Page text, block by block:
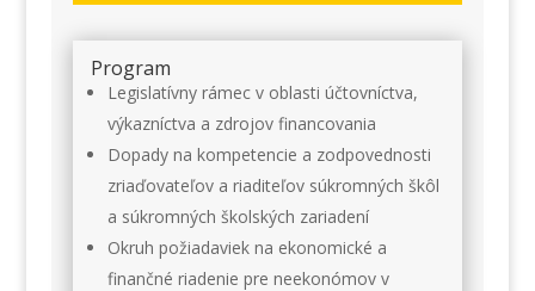
Program
Legislatívny rámec v oblasti účtovníctva,
výkazníctva a zdrojov financovania
Dopady na kompetencie a zodpovednosti
zriaďovateľov a riaditeľov súkromných škôl
a súkromných školských zariadení
Okruh požiadaviek na ekonomické a
finančné riadenie pre neekonómov v